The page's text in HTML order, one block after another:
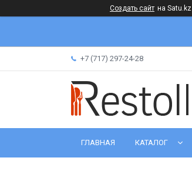
Создать сайт на Satu.kz
+7 (717) 297-24-28
ГЛАВНАЯ КАТАЛОГ